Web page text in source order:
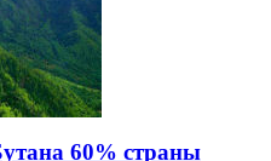
60% страны